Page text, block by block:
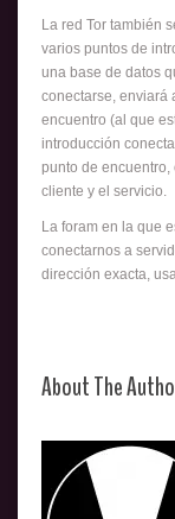
La red Tor también
varios puntos de
una base de datos
conectarse, enviará
encuentro (al que
introducción
punto de encuentro,
cliente y el servicio.
La foram en la que
conectarnos a
dirección exacta,
About The